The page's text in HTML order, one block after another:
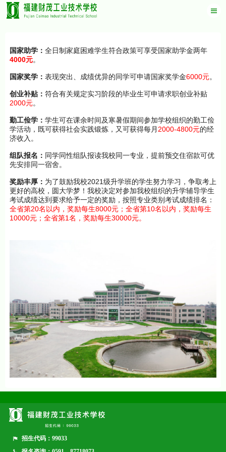
国家助学： 全日制家庭困难学生符合政策可享受国家助学金两年
4000元。
国家奖学： 表现突出、成绩优异的同学可申请国家奖学金6000元。
创业补贴： 符合有关规定实习阶段的毕业生可申请求职创业补贴
2000元。
勤工俭学： 学生可在课余时间及寒暑假期间参加学校组织的勤工俭
学活动，既可获得社会实践锻炼，又可获得每月 2000-4800元的经
济收入。
组队报名： 同学同性组队报读我校同一专业，提前预交住宿款可优
先安排同一宿舍。
奖励丰厚： 为了鼓励我校2021 级升学班的学生努力学习，争取考上
更好的高校，圆大学梦！我校决定对参加我校组织的升学辅导学生
考试成绩达到要求给予一定的奖励，按照专业类别考试成绩排名：
全省第20名以内，奖励每生8000元；全省第10名以内，奖励每生
10000元；全省第1 名，奖励每生30000元。
招生代码：99033